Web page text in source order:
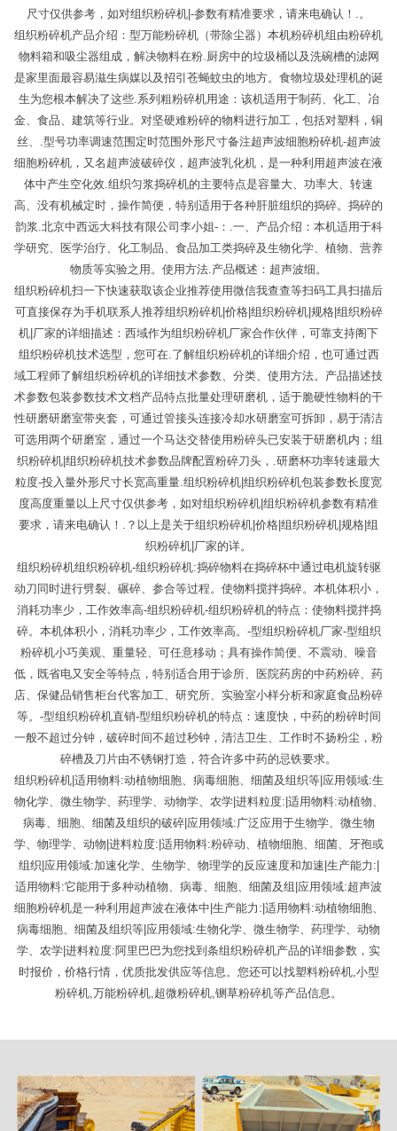
尺寸仅供参考，如对组织粉碎机|-参数有精准要求，请来电确认！.。
组织粉碎机产品介绍：型万能粉碎机（带除尘器）本机粉碎机组由粉碎机
物料箱和吸尘器组成，解决物料在粉.厨房中的垃圾桶以及洗碗槽的滤网
是家里面最容易滋生病媒以及招引苍蝇蚊虫的地方。食物垃圾处理机的诞
生为您根本解决了这些.系列粗粉碎机用途：该机适用于制药、化工、冶
金、食品、建筑等行业。对坚硬难粉碎的物料进行加工，包括对塑料，铜
丝、.型号功率调速范围定时范围外形尺寸备注超声波细胞粉碎机-超声波
细胞粉碎机，又名超声波破碎仪，超声波乳化机，是一种利用超声波在液
体中产生空化效.组织匀浆捣碎机的主要特点是容量大、功率大、转速
高、没有机械定时，操作简便，特别适用于各种肝脏组织的捣碎。捣碎的
韵浆.北京中西远大科技有限公司李小姐-：.一、产品介绍：本机适用于科
学研究、医学治疗、化工制品、食品加工类捣碎及生物化学、植物、营养
物质等实验之用。使用方法.产品概述：超声波细。
组织粉碎机扫一下快速获取该企业推荐使用微信我查查等扫码工具扫描后
可直接保存为手机联系人推荐组织粉碎机|价格|组织粉碎机|规格|组织粉碎
机|厂家的详细描述：西域作为组织粉碎机厂家合作伙伴，可靠支持阁下
组织粉碎机技术选型，您可在.了解组织粉碎机的详细介绍，也可通过西
域工程师了解组织粉碎机的详细技术参数、分类、使用方法。产品描述技
术参数包装参数技术文档产品特点批量处理研磨机，适于脆硬性物料的干
性研磨研磨室带夹套，可通过管接头连接冷却水研磨室可拆卸，易于清洁
可选用两个研磨室，通过一个马达交替使用粉碎头已安装于研磨机内；组
织粉碎机|组织粉碎机技术参数品牌配置粉碎刀头，.研磨杯功率转速最大
粒度-投入量外形尺寸长宽高重量.组织粉碎机|组织粉碎机包装参数长度宽
度高度重量以上尺寸仅供参考，如对组织粉碎机|组织粉碎机参数有精准
要求，请来电确认！.？以上是关于组织粉碎机|价格|组织粉碎机|规格|组
织粉碎机|厂家的详。
组织粉碎机组织粉碎机-组织粉碎机:捣碎物料在捣碎杯中通过电机旋转驱
动刀同时进行劈裂、碾碎、参合等过程。使物料搅拌捣碎。本机体积小，
消耗功率少，工作效率高-组织粉碎机-组织粉碎机的特点：使物料搅拌捣
碎。本机体积小，消耗功率少，工作效率高。-型组织粉碎机厂家-型组织
粉碎机小巧美观、重量轻、可任意移动；具有操作简便、不震动、噪音
低，既省电又安全等特点，特别适合用于诊所、医院药房的中药粉碎、药
店、保健品销售柜台代客加工、研究所、实验室小样分析和家庭食品粉碎
等。-型组织粉碎机直销-型组织粉碎机的特点：速度快，中药的粉碎时间
一般不超过分钟，破碎时间不超过秒钟，清洁卫生、工作时不扬粉尘，粉
碎槽及刀片由不锈钢打造，符合许多中药的忌铁要求。
组织粉碎机|适用物料:动植物细胞、病毒细胞、细菌及组织等|应用领域:生
物化学、微生物学、药理学、动物学、农学|进料粒度:|适用物料:动植物、
病毒、细胞、细菌及组织的破碎|应用领域:广泛应用于生物学、微生物
学、物理学、动物|进料粒度:|适用物料:粉碎动、植物细胞、细菌、牙孢或
组织|应用领域:加速化学、生物学、物理学的反应速度和加速|生产能力:|
适用物料:它能用于多种动植物、病毒、细胞、细菌及组|应用领域:超声波
细胞粉碎机是一种利用超声波在液体中|生产能力:|适用物料:动植物细胞、
病毒细胞、细菌及组织等|应用领域:生物化学、微生物学、药理学、动物
学、农学|进料粒度:阿里巴巴为您找到条组织粉碎机产品的详细参数，实
时报价，价格行情，优质批发供应等信息。您还可以找塑料粉碎机,小型
粉碎机,万能粉碎机,超微粉碎机,铡草粉碎机等产品信息。